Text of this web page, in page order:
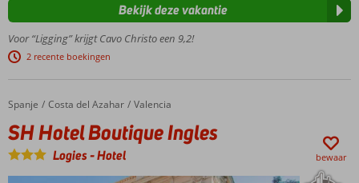
gelegen in
Petra
Zwembad
Restaurants
en
voorzieningen
dichtbij
Voor “Ligging” krijgt Cavo Christo een 9,2!
2 recente boekingen
Bekijk deze vakantie
Home
Spanje Costa del Azahar Valencia
SH Hotel Boutique Ingles
SH Hotel Boutique Ingles
Logies-Hotel bewaar